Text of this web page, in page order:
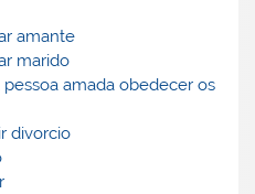
amante
marido
amada obedecer os
divorcio